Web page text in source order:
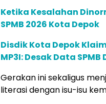
Ketika Kesalahan
SPMB 2026 Kota Depok
Disdik Kota Depok
MP3I: Desak Data SPMB
Gerakan ini sekaligus
literasi dengan isu-isu